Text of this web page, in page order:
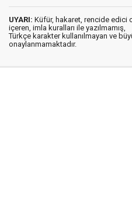
UYARI: Küfür, hakaret, rencide edici
içeren, imla kuralları ile yazılmamış,
Türkçe karakter kullanılmayan ve
onaylanmamaktadır.